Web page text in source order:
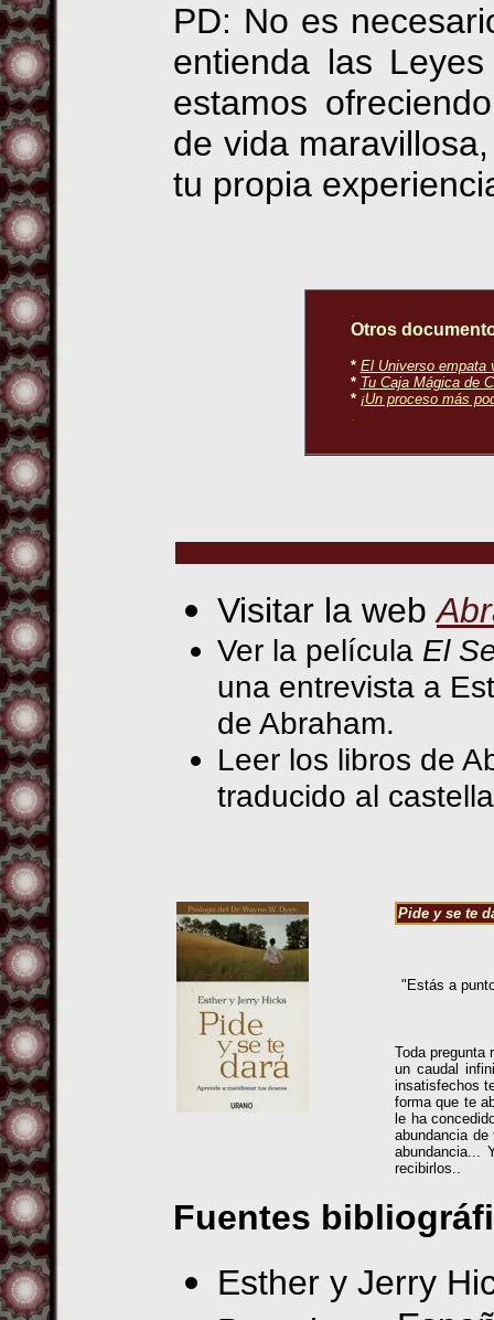
PD: No es
entienda las
estamos
de vida
tu propia
.
Otros
* El Universo empata
* Tu Caja Mágica de
* ¡Un proceso más
.
Visitar la web
Ver la película El
una entrevista a
de Abraham.
Leer los libros de
traducido al
Pide y se te
"Estás a
Toda pregunta
un caudal
insatisfechos
forma que te
le ha
abundancia
abundancia...
recibirlos..
Fuentes
Esther y Jerry